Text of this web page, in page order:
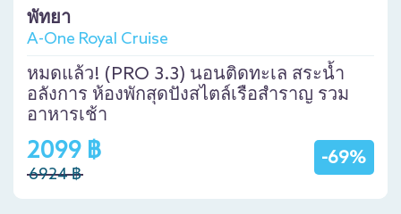
พัทยา
A-One Royal Cruise
หมดแล้ว! (PRO 3.3) นอนติดทะเล สระน้ำ
อลังการ ห้องพักสุดปังสไตล์เรือสำราญ รวม
อาหารเช้า
-69%
2099 ฿
6924 ฿